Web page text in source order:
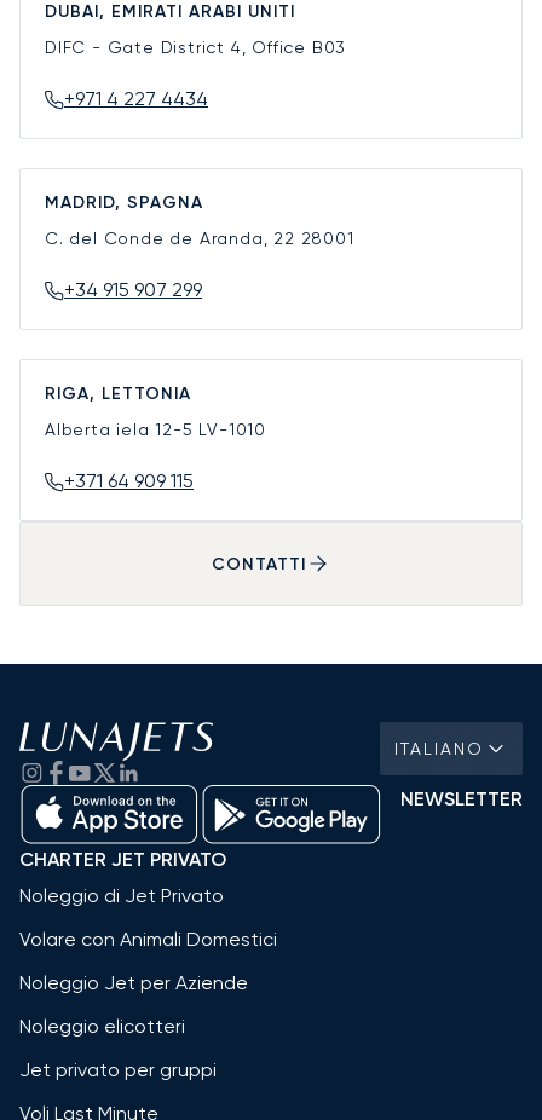
DUBAI, EMIRATI ARABI UNITI
DIFC - Gate District 4, Office B03
+971 4 227 4434
MADRID, SPAGNA
C. del Conde de Aranda, 22 28001
+34 915 907 299
RIGA, LETTONIA
Alberta iela 12-5 LV-1010
+371 64 909 115
CONTATTI
ITALIANO
NEWSLETTER
CHARTER JET PRIVATO
Noleggio di Jet Privato
Volare con Animali Domestici
Noleggio Jet per Aziende
Noleggio elicotteri
Jet privato per gruppi
Voli Last Minute